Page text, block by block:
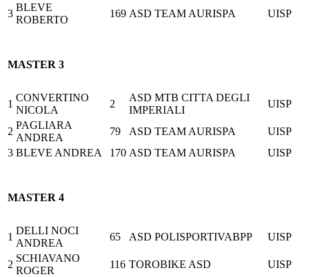
3
BLEVE
ROBERTO
169 ASD TEAM AURISPA UISP
MASTER 3
1
CONVERTINO
NICOLA
2
ASD MTB CITTA DEGLI
IMPERIALI
UISP
2
PAGLIARA
ANDREA
79 ASD TEAM AURISPA
UISP
3 BLEVE ANDREA 170 ASD TEAM AURISPA UISP
MASTER 4
1
DELLI NOCI
ANDREA
65 ASD POLISPORTIVABPP UISP
2
SCHIAVANO
ROGER
116 TOROBIKE ASD
UISP